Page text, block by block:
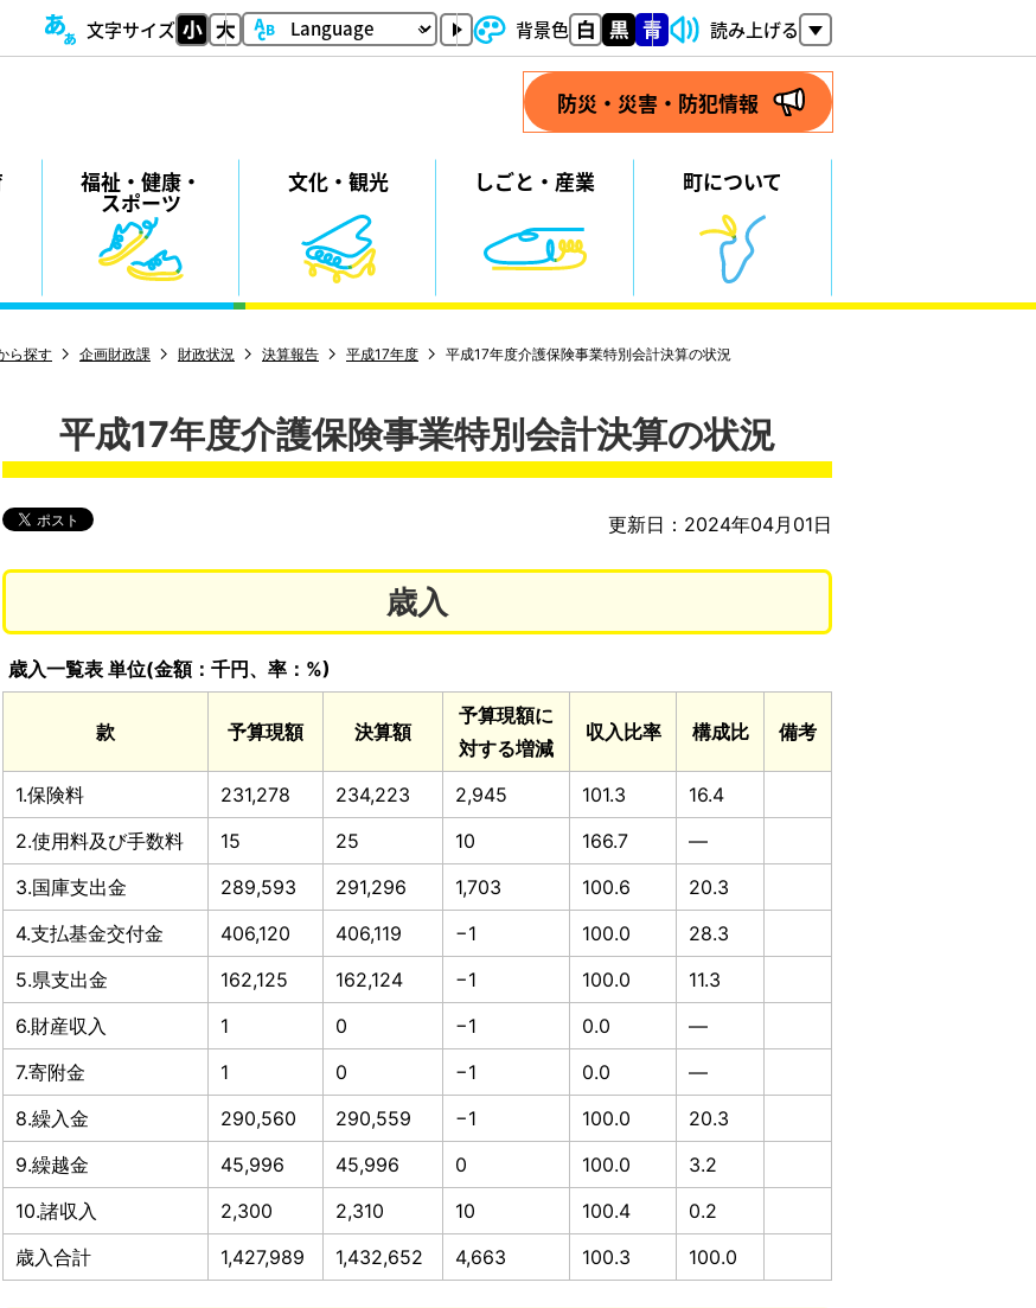
文字サイズ 背景色 読み上げる
防災・災害・防犯情報
福祉・ 健康・
スポーツ
⽂化・ 観光 しごと・産業 町について
ら探す 企画財政課 財政状況 決算報告 平成17年度 平成17年度介護保険事業特別会計決算の状況
平成17年度介護保険事業特別会計決算の状況
更新日：2024年04月01日
歳入
歳入一覧表 単位(金額：千円、率：%)
款 予算現額 決算額
予算現額に
対する増減
収入比率 構成比 備考
1.保険料 231,278 234,223 2,945 101.3
16.4
2.使用料及び手数料
15 25 10 166.7
—
3.国庫支出金
289,593 291,296 1,703 100.6
20.3
4.支払基金交付金
406,120 406,119 −1 100.0
28.3
5.県支出金
162,125 162,124 −1 100.0
11.3
6.財産収入
1 0 −1 0.0
—
7.寄附金
1 0 −1 0.0
—
8.繰入金
290,560 290,559 −1 100.0
20.3
9.繰越金
45,996 45,996 0 100.0
3.2
10.諸収入
2,300 2,310 10 100.4
0.2
歳入合計
1,427,989 1,432,652 4,663 100.3 100.0